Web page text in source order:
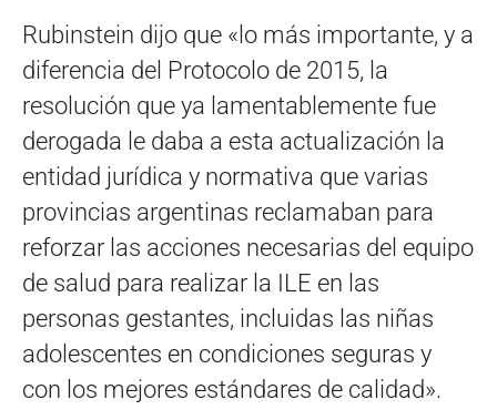
Rubinstein dijo que «lo más importante, y a
diferencia del Protocolo de 2015, la
resolución que ya lamentablemente fue
derogada le daba a esta actualización la
entidad jurídica y normativa que varias
provincias argentinas reclamaban para
reforzar las acciones necesarias del equipo
de salud para realizar la ILE en las
personas gestantes, incluidas las niñas
adolescentes en condiciones seguras y
con los mejores estándares de calidad».